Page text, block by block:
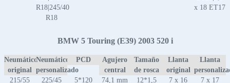
R18|245/40
R18
x 18 ET17
BMW 5 Touring (E39) 2003 520 i
Neumático
original
Neumático
personalizado
PCD
Agujero
central
Tamaño
de rosca
Llanta
original
Llanta
215/55
225/45
5*120 74,1 mm 12*1,5
7 x 16
7 x 17